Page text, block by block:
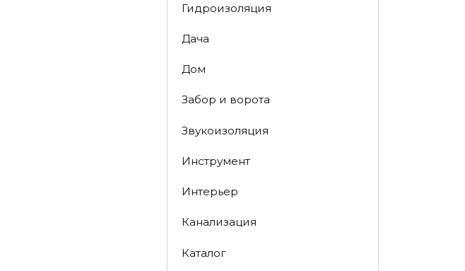
Гидроизоляция
Дача
Дом
Забор и ворота
Звукоизоляция
Инструмент
Интерьер
Канализация
Каталог